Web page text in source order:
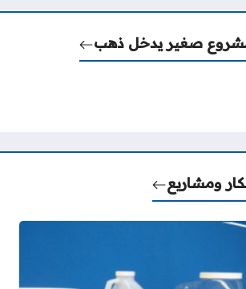
صغير يدخل ذهب
ومشاريع